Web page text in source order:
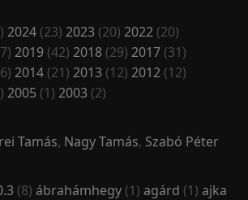
2024 (23) 2023 (20) 2022 (20)
2019 (42) 2018 (29) 2017 (31)
2014 (21) 2013 (12) 2012 (12)
2005 (1) 2003 (2)
Tamás, Nagy Tamás, Szabó Péter
(8) ábrahámhegy (1) agárd (1) ajka